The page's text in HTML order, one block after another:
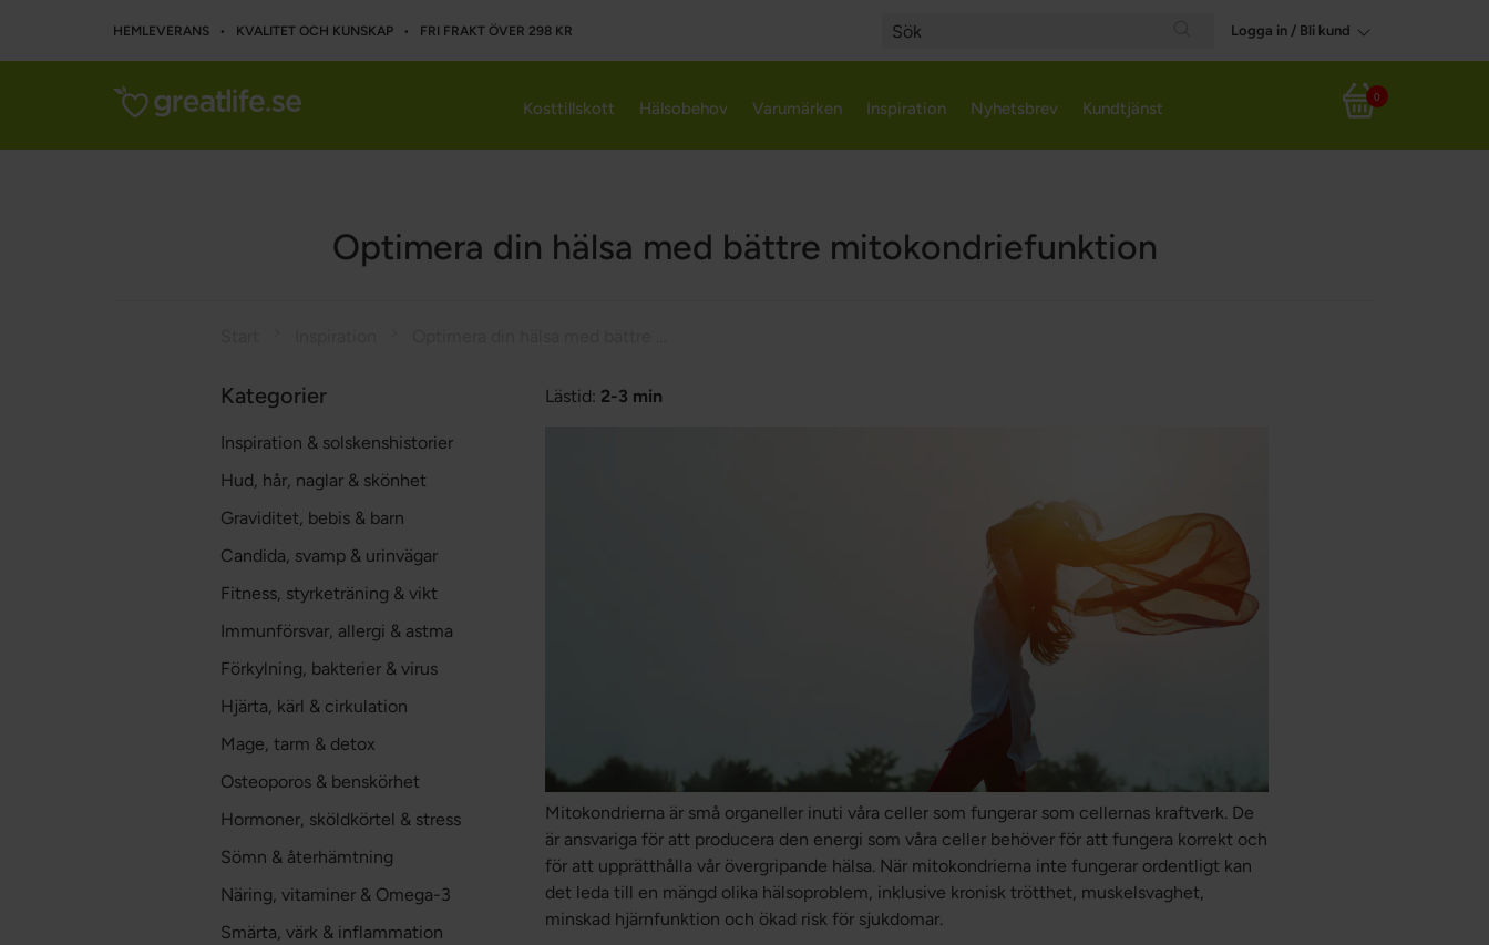
HEMLEVERANS • KVALITET OCH KUNSKAP • FRI FRAKT ÖVER 298 KR
Search
Logga in / Bli kund
Varukorg
0
Kosttillskott Hälsobehov Varumärken Inspiration Nyhetsbrev Kundtjänst
Optimera din hälsa med bättre mitokondriefunktion
Lästid: 2-3 min
Mitokondrierna är små organeller inuti våra celler som fungerar som cellernas kraftverk. De
är ansvariga för att producera den energi som våra celler behöver för att fungera korrekt och
för att upprätthålla vår övergripande hälsa. När mitokondrierna inte fungerar ordentligt kan
det leda till en mängd olika hälsoproblem, inklusive kronisk trötthet, muskelsvaghet,
minskad hjärnfunktion och ökad risk för sjukdomar.
Kategorier
Inspiration & solskenshistorier
Hud, hår, naglar & skönhet
Graviditet, bebis & barn
Candida, svamp & urinvägar
Fitness, styrketräning & vikt
Immunförsvar, allergi & astma
Förkylning, bakterier & virus
Hjärta, kärl & cirkulation
Mage, tarm & detox
Osteoporos & benskörhet
Hormoner, sköldkörtel & stress
Sömn & återhämtning
Näring, vitaminer & Omega-3
Smärta, värk & inflammation